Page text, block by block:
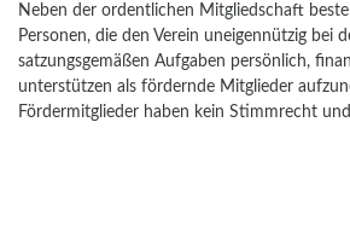
Neben der ordentlichen Mitgliedschaft
Personen, die den Verein uneigennützig bei
satzungsgemäßen Aufgaben persönlich,
unterstützen als fördernde Mitglieder
Fördermitglieder haben kein Stimmrecht